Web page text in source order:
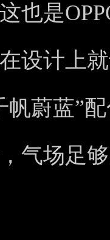
也是
设计上
帆蔚蓝”
气场足